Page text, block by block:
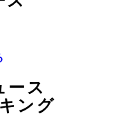
ース
ング